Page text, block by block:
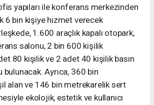
yapıları ile konferans merkezinden
6 bin kişiye hizmet verecek
1.600 araçlık kapalı otopark,
salonu, 2 bin 600 kişilik
80 kişilik ve 2 adet 40 kişilik basın
bulunacak. Ayrıca, 360 bin
alan ve 146 bin metrekarelik sert
ekolojik, estetik ve kullanıcı